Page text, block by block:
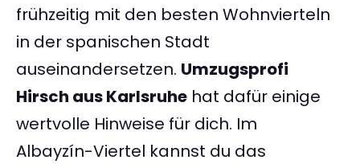
frühzeitig mit den besten Wohnvierteln
in der spanischen Stadt
auseinandersetzen. Umzugsprofi
Hirsch aus Karlsruhe hat dafür einige
wertvolle Hinweise für dich. Im
Albayzín-Viertel kannst du das